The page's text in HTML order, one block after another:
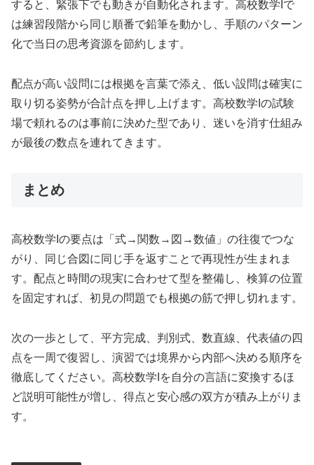
すると、緊張下でも動きが自動化されます。高校数学Iで
は練習段階から同じ順番で鉛筆を動かし、手順のパターン
化で当日の思考資源を節約します。
配点が高い設問には根拠を言葉で添え、低い設問は確実に
取り切る姿勢が合計点を押し上げます。高校数学Iの試験
場で頼れるのは事前に決めた型であり、迷いを消す仕組み
が最後の数点を連れてきます。
まとめ
高校数学Iの要点は「式→関数→図→数値」の往復でつな
がり、同じ合図に同じ手を返すことで再現性が生まれま
す。配点と時間の現実に合わせて型を整備し、検算の位置
を固定すれば、初見の問題でも根拠の筋で押し切れます。
次の一歩として、平方完成、判別式、数直線、代表値の四
点を一周で復習し、演習では境界から内部へ決める順序を
徹底してください。高校数学Iを自分の言語に変換するほ
ど説明可能性が増し、得点と安心感の双方が積み上がりま
す。